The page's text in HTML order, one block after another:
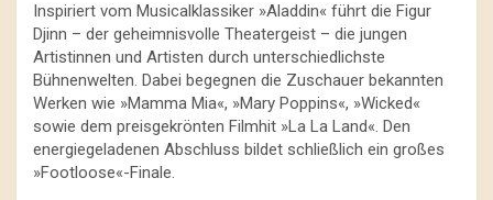
Inspiriert vom Musicalklassiker »Aladdin« führt die Figur
Djinn – der geheimnisvolle Theatergeist – die jungen
Artistinnen und Artisten durch unterschiedlichste
Bühnenwelten. Dabei begegnen die Zuschauer bekannten
Werken wie »Mamma Mia«, »Mary Poppins«, »Wicked«
sowie dem preisgekrönten Filmhit »La La Land«. Den
energiegeladenen Abschluss bildet schließlich ein großes
»Footloose«-Finale.